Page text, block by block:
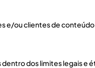
e/ou clientes de
dos limites legais e